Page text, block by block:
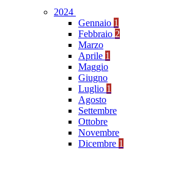
2024
Gennaio 1
Febbraio 2
Marzo
Aprile 1
Maggio
Giugno
Luglio 1
Agosto
Settembre
Ottobre
Novembre
Dicembre 1